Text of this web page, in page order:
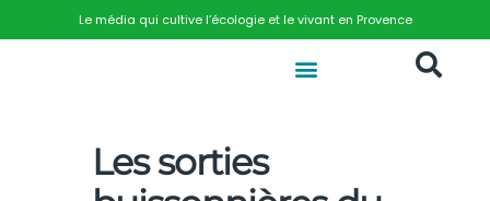
Le média qui cultive l’écologie et le vivant en Provence
Les sorties